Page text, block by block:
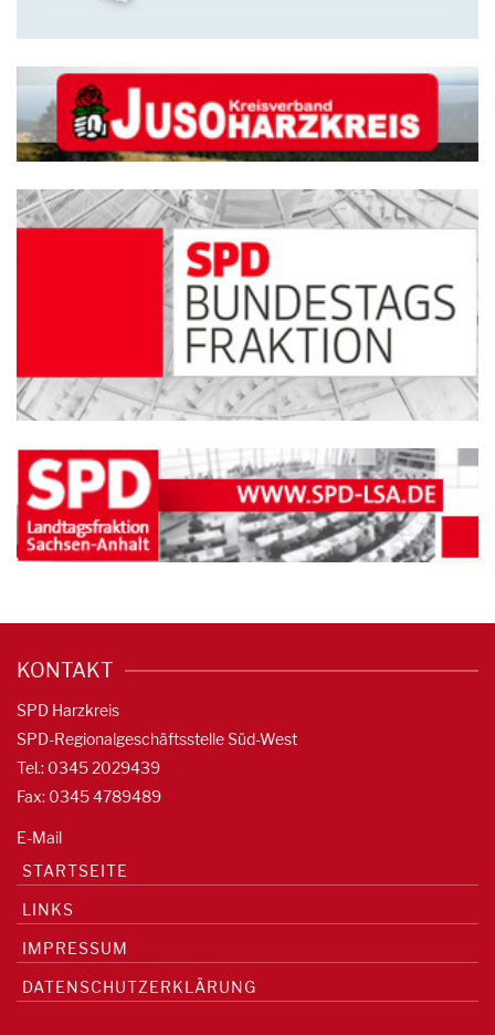
KONTAKT
SPD Harzkreis
SPD-Regionalgeschäftsstelle Süd-West
Tel.: 0345 2029439
Fax: 0345 4789489
E-Mail
STARTSEITE
LINKS
IMPRESSUM
DATENSCHUTZERKLÄRUNG